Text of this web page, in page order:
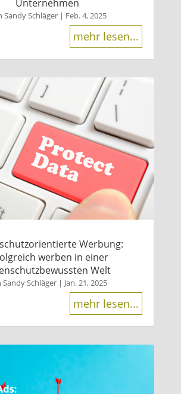
Unternehmen
Sandy Schläger| Feb. 4, 2025
mehr lesen...
Werbung:
werben in einer
Welt
Sandy Schläger | Jan. 21, 2025
mehr lesen...